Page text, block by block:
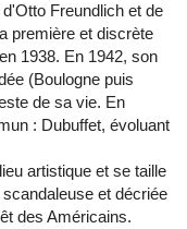
Freundlich et de
première et discrète
1938. En 1942, son
(Boulogne puis
de sa vie. En
: Dubuffet, évoluant
artistique et se taille
et décriée
des Américains.